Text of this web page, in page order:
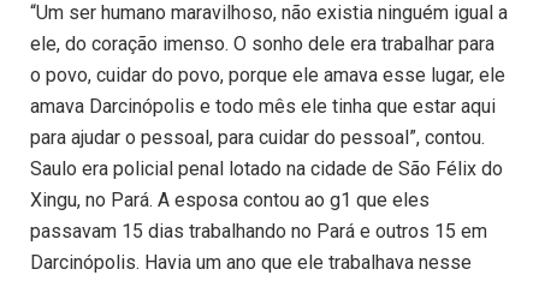
“Um ser humano maravilhoso, não existia ninguém igual a
ele, do coração imenso. O sonho dele era trabalhar para
o povo, cuidar do povo, porque ele amava esse lugar, ele
amava Darcinópolis e todo mês ele tinha que estar aqui
para ajudar o pessoal, para cuidar do pessoal”, contou.
Saulo era policial penal lotado na cidade de São Félix do
Xingu, no Pará. A esposa contou ao g1 que eles
passavam 15 dias trabalhando no Pará e outros 15 em
Darcinópolis. Havia um ano que ele trabalhava nesse